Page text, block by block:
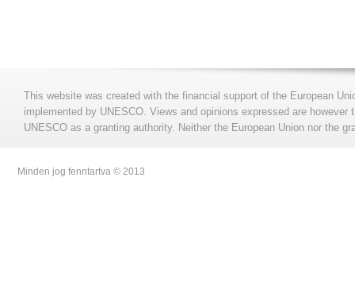
This website was created with the financial support of the European
implemented by UNESCO. Views and opinions expressed are
UNESCO as a granting authority. Neither the European Union nor the
Minden jog fenntartva © 2013